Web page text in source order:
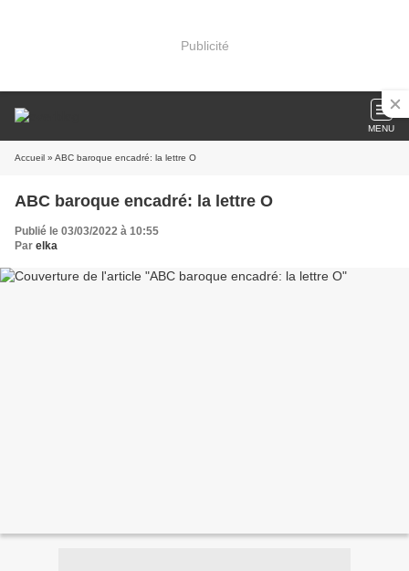
Publicité
MENU
Accueil » ABC baroque encadré: la lettre O
ABC baroque encadré: la lettre O
Publié le 03/03/2022 à 10:55
Par elka